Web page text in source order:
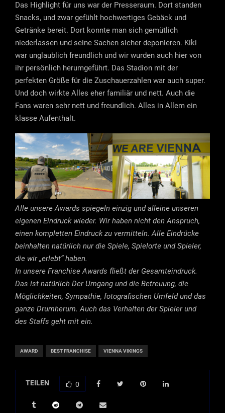
Das Highlight für uns war der Presseraum. Dort standen
Snacks, und zwar gefühlt hochwertiges Gebäck und
Getränke bereit. Dort konnte man sich gemütlich
niederlassen und seine Sachen sicher deponieren. Kiki
war unglaublich freundlich und wir wurden auch hier von
ihr persönlich herumgeführt. Das Stadion mit der
perfekten Größe für die Zuschauerzahlen war auch super.
Und doch wirkte Alles eher familiär und nett. Auch die
Fans waren sehr nett und freundlich. Alles in Allem ein
klasse Aufenthalt.
Alle unsere Awards spiegeln einzig und alleine unseren
eigenen Eindruck wieder. Wir haben nicht den Anspruch,
einen kompletten Eindruck zu vermitteln. Alle Eindrücke
beinhalten natürlich nur die Spiele, Spielorte und Spieler,
die wir „erlebt“ haben.
In unsere Franchise Awards fließt der Gesamteindruck.
Das ist natürlich Der Umgang und die Betreuung, die
Möglichkeiten, Sympathie, fotografischen Umfeld und das
ganze Drumherum. Auch das Verhalten der Spieler und
des Staffs geht mit ein.
AWARD BEST FRANCHISE VIENNA VIKINGS
TEILEN 0